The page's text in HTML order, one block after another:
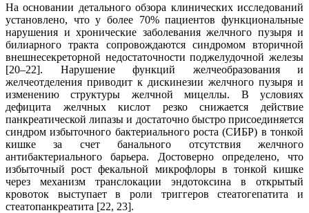
На основании детального обзора клинических исследований
установлено, что у более 70% пациентов функциональные
нарушения и хронические заболевания желчного пузыря и
билиарного тракта сопровождаются синдромом вторичной
внешнесекреторной недостаточности поджелудочной железы
[20–22]. Нарушение функций желчеобразования и
желчеотделения приводит к дискинезии желчного пузыря и
изменению структуры желчной мицеллы. В условиях
дефицита желчных кислот резко снижается действие
панкреатической липазы и достаточно быстро присоединяется
синдром избыточного бактериального роста (СИБР) в тонкой
кишке за счет банального отсутствия желчного
антибактериального барьера. Достоверно определено, что
избыточный рост фекальной микрофлоры в тонкой кишке
через механизм транслокации эндотоксина в открытый
кровоток выступает в роли триггеров стеатогепатита и
стеатопанкреатита [22, 23].